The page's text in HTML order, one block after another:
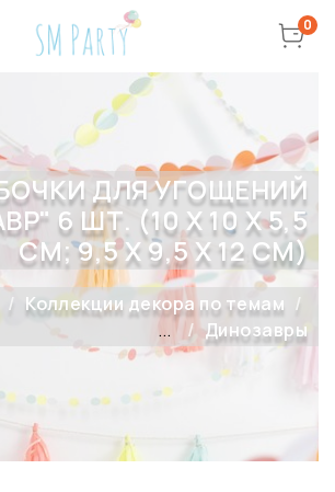
0
ДЛЯ УГОЩЕНИЙ
6 ШТ. (10 Х 10 Х 5,5
СМ; 9,5 Х 9,5 Х 12 СМ)
Коллекции декора по темам
...
Динозавры